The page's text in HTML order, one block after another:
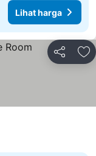
Lihat harga
Kongsi